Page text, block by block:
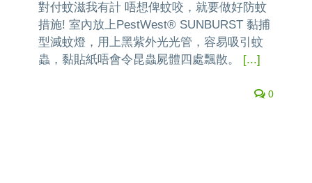
對付蚊滋我有計 唔想俾蚊咬，就要做好防蚊
措施! 室內放上PestWest® SUNBURST 黏捕
型滅蚊燈，用上黑紫外光光管，容易吸引蚊
蟲，黏貼紙唔會令昆蟲屍體四處飄散。 [...]
0